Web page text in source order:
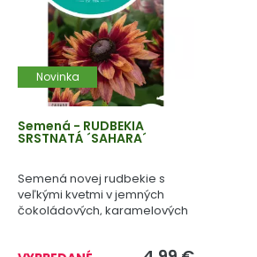
Novinka
Semená - RUDBEKIA
SRSTNATÁ ´SAHARA´
Semená novej rudbekie s
veľkými kvetmi v jemných
čokoládových, karamelových